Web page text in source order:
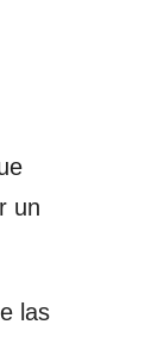
un
las